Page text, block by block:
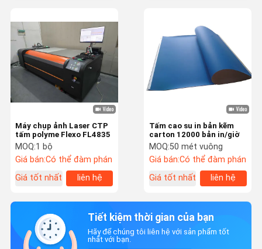
Máy chụp ảnh Laser CTP
tấm polyme Flexo FL4835
MOQ:1 bộ
Giá bán:Có thể đàm phán
Giá tốt nhất
liên hệ
Tấm cao su in bản kẽm
carton 12000 bản in/giờ
MOQ:50 mét vuông
Giá bán:Có thể đàm phán
Giá tốt nhất
liên hệ
Tiết kiệm thời gian của bạn
Hãy để chúng tôi liên hệ với sản phẩm tốt
nhất với bạn.